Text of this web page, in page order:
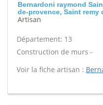
Bernardoni raymond
de-provence, Saint remy
Artisan
Département: 13
Construction de murs -
Voir la fiche artisan :